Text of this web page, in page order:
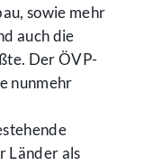
sowie mehr
auch die
Der ÖVP-
nunmehr
Länder als